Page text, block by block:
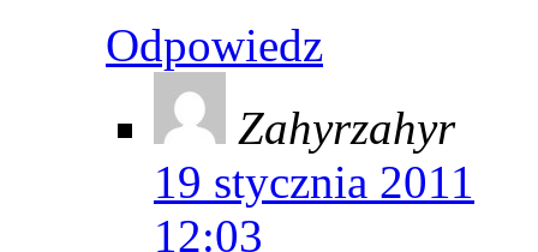
Odpowiedz
Zahyrzahyr
19 stycznia 2011
12:03